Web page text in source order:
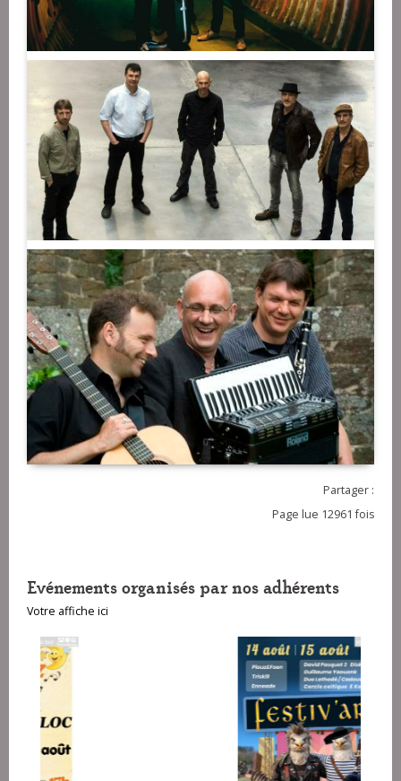
Partager :
Page lue 12961 fois
Evénements organisés par nos adhérents
Votre affiche ici